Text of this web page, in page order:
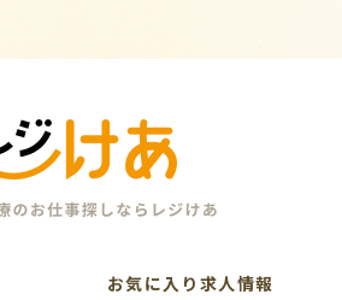
お気に入り求人情報